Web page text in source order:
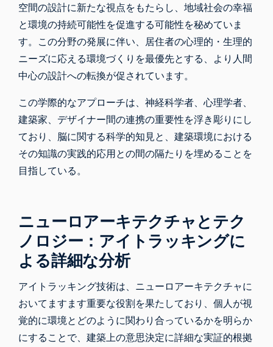
空間の設計に新たな視点をもたらし、地域社会の幸福
と環境の持続可能性を促進する可能性を秘めていま
す。この分野の発展に伴い、居住者の心理的・生理的
ニーズに応える環境づくりを最優先とする、より人間
中心の設計への転換が促されています。
この学際的なアプローチは、神経科学者、心理学者、
建築家、デザイナー間の連携の重要性を浮き彫りにし
ており、脳に関する科学的知見と、建築環境における
その知識の実践的応用との間の隔たりを埋めることを
目指している。
ニューロアーキテクチャとテク
ノロジー：アイトラッキングに
よる詳細な分析
アイトラッキング技術は、ニューロアーキテクチャに
おいてますます重要な役割を果たしており、個人が視
覚的に環境とどのように関わり合っているかを明らか
にすることで、建築上の意思決定に詳細な実証的根拠